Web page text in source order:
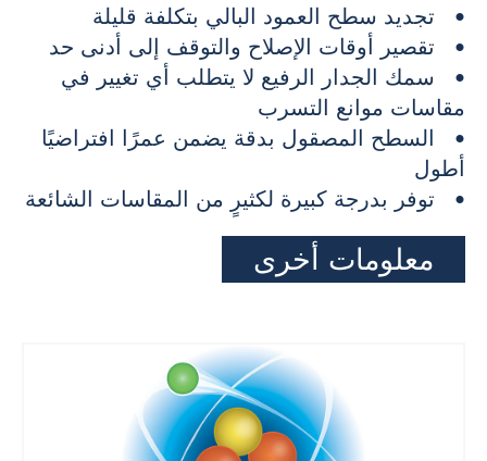
• تجديد سطح العمود البالي بتكلفة قليلة
• تقصير أوقات الإصلاح والتوقف إلى أدنى حد
• سمك الجدار الرفيع لا يتطلب أي تغيير في
مقاسات موانع التسرب
• السطح المصقول بدقة يضمن عمرًا افتراضيًا
أطول
• توفر بدرجة كبيرة لكثيرٍ من المقاسات الشائعة
معلومات أخرى